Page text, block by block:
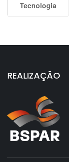
Tecnologia
REALIZAÇÃO